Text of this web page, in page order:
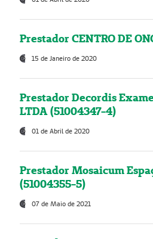
Prestador CENTRO DE
15 de Janeiro de 2020
Prestador Decordis
LTDA (51004347-4)
01 de Abril de 2020
Prestador Mosaicum
(51004355-5)
07 de Maio de 2021